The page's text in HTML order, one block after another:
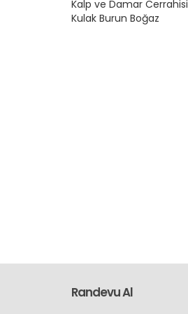
Kalp ve Damar Cerrahisi
Kulak Burun Boğaz
Randevu Al